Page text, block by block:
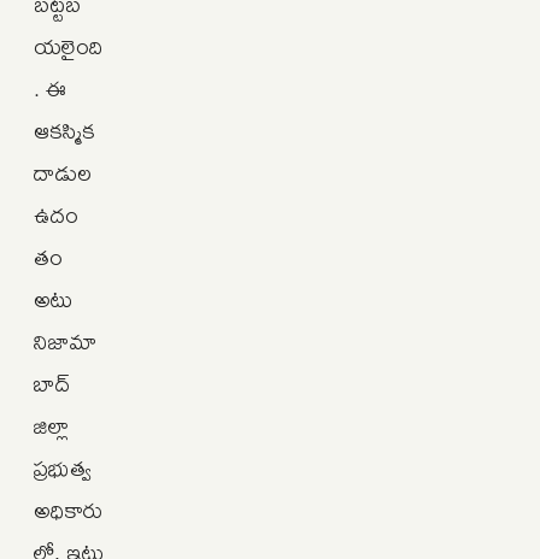
యలైంది
. ఈ
ఆకస్మిక
దాడుల
ఉదం
తం
అటు
నిజామా
బాద్
జిల్లా
ప్రభుత్వ
అధికారు